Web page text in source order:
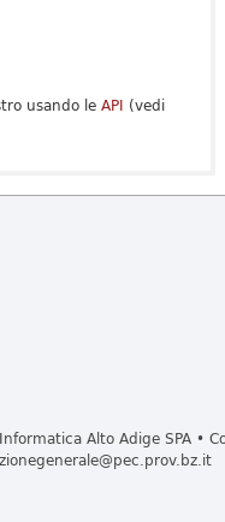
usando le API (vedi
Alto Adige SPA •